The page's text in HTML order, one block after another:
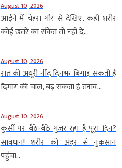
August 10, 2026
आईने में चेहरा गौर से देखिए, कहीं शरीर
कोई खतरे का संकेत तो नहीं दे...
August 10, 2026
रात की अधूरी नींद दिनभर बिगाड़ सकती है
दिमाग की चाल, बढ़ सकता है तनाव...
August 10, 2026
कुर्सी पर बैठे-बैठे गुजर रहा है पूरा दिन?
सावधान! शरीर को अंदर से नुकसान
पहुंचा...